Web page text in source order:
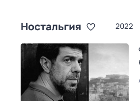
Ностальгия 2022